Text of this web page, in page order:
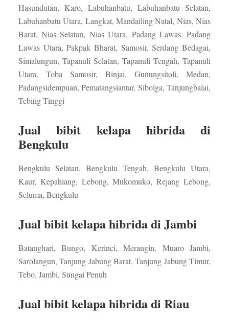
Hasundutan, Karo, Labuhanbatu, Labuhanbatu Selatan,
Labuhanbatu Utara, Langkat, Mandailing Natal, Nias, Nias
Barat, Nias Selatan, Nias Utara, Padang Lawas, Padang
Lawas Utara, Pakpak Bharat, Samosir, Serdang Bedagai,
Simalungun, Tapanuli Selatan, Tapanuli Tengah, Tapanuli
Utara, Toba Samosir, Binjai, Gunungsitoli, Medan,
Padangsidempuan, Pematangsiantar, Sibolga, Tanjungbalai,
Tebing Tinggi
Jual bibit kelapa hibrida di
Bengkulu
Bengkulu Selatan, Bengkulu Tengah, Bengkulu Utara,
Kaur, Kepahiang, Lebong, Mukomuko, Rejang Lebong,
Seluma, Bengkulu
Jual bibit kelapa hibrida di Jambi
Batanghari, Bungo, Kerinci, Merangin, Muaro Jambi,
Sarolangun, Tanjung Jabung Barat, Tanjung Jabung Timur,
Tebo, Jambi, Sungai Penuh
Jual bibit kelapa hibrida di Riau